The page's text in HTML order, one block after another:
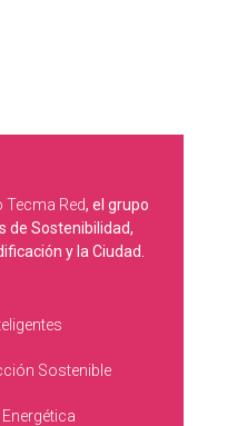
Tecma Red, el grupo
de Sostenibilidad,
y la Ciudad.
Sostenible